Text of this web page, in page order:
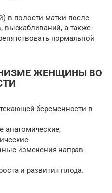
в полости матки после
выскабливаний, а также
нормальной
ЖЕНЩИНЫ ВО
беременности в
анатомические,
изменения направ-
и развития плода.